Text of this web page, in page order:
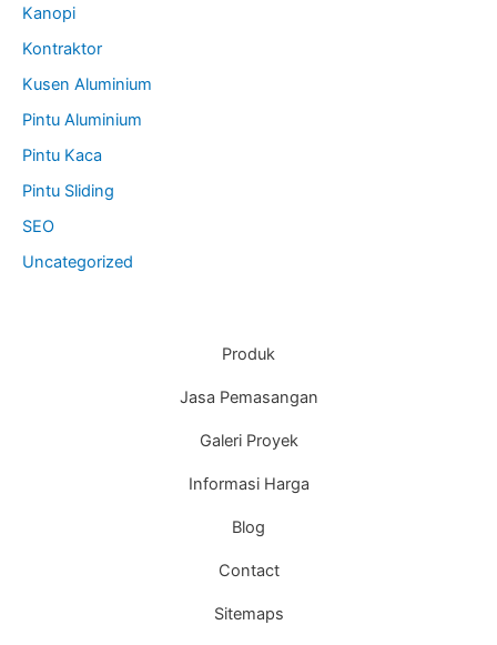
Kanopi
Kontraktor
Kusen Aluminium
Pintu Aluminium
Pintu Kaca
Pintu Sliding
SEO
Uncategorized
Produk
Jasa Pemasangan
Galeri Proyek
Informasi Harga
Blog
Contact
Sitemaps